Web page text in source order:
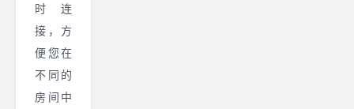
时连
接，方
便您在
不同的
房间中